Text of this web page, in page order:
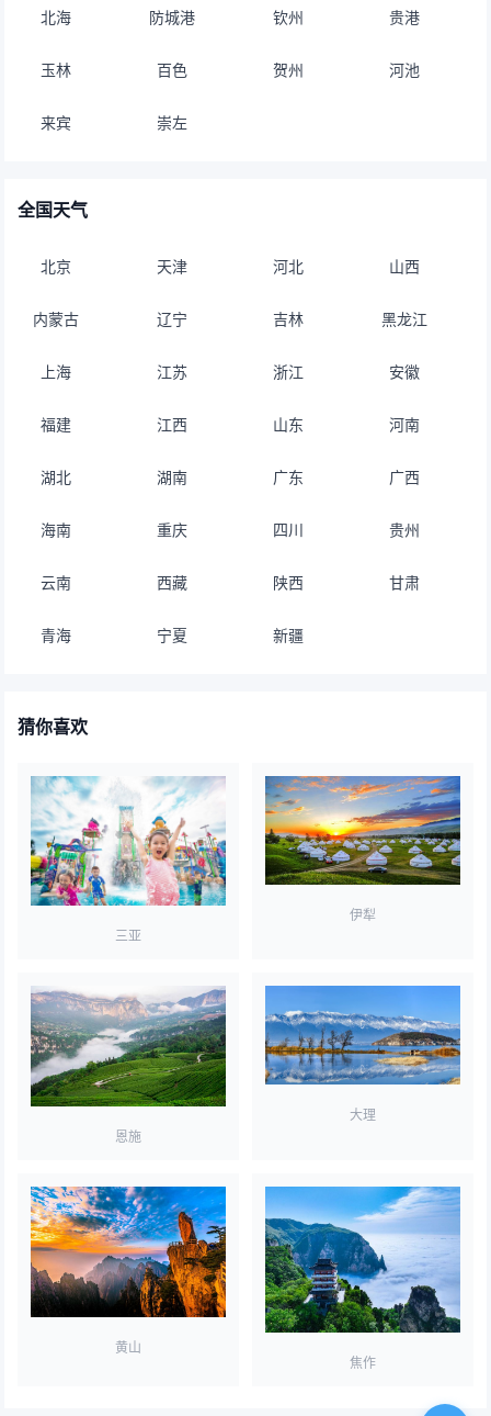
北海 防城港 钦州 贵港
玉林 百色 贺州 河池
来宾 崇左
全国天气
北京 天津 河北 山西
内蒙古 辽宁 吉林 黑龙江
上海 江苏 浙江 安徽
福建 江西 山东 河南
湖北 湖南 广东 广西
海南 重庆 四川 贵州
云南 西藏 陕西 甘肃
青海 宁夏 新疆
猜你喜欢
三亚
伊犁
恩施
大理
黄山
焦作